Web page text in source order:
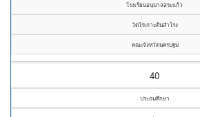
โรงเรียนอนุบาลสระแก้ว
วัดไร่เกาะต้นสำโรง
คณะจังหวัดนครปฐม
40
ประถมศึกษา